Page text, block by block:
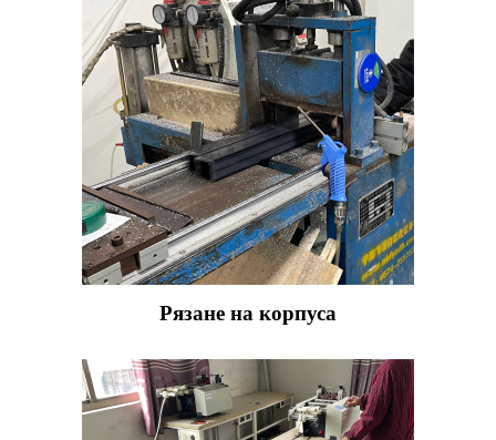
Рязане на корпуса